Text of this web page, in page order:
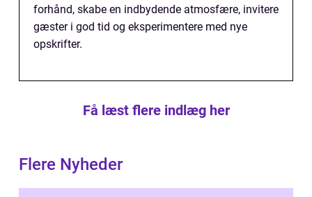
forhånd, skabe en indbydende atmosfære, invitere
gæster i god tid og eksperimentere med nye
opskrifter.
Få læst flere indlæg her
Flere Nyheder